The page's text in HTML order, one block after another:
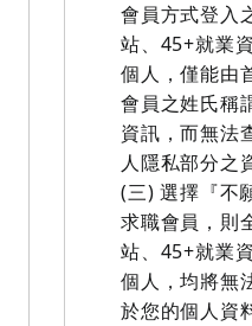
會員方式登入
站、45+就業
個人，僅能由
會員之姓氏稱
資訊，而無法
人隱私部分之
(三) 選擇『不
求職會員，則
站、45+就業
個人，均將無
於您的個人資